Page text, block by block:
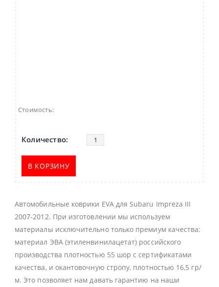
Стоимость:
В КОРЗИНУ
Автомобильные коврики EVA для Subaru Impreza III
2007-2012. При изготовлении мы используем
материалы исключительно только премиум качества:
материал ЭВА (этиленвинилацетат) российского
производства плотностью 55 шор с сертификатами
качества, и окантовочную стропу, плотностью 16,5 гр/
м. Это позволяет нам давать гарантию на наши